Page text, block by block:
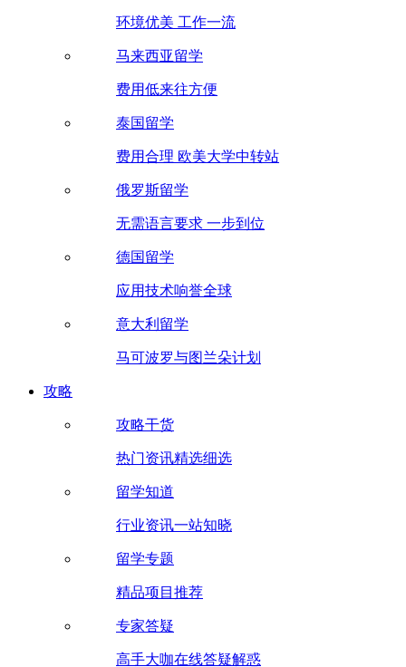
环境优美 工作一流
马来西亚留学
费用低来往方便
泰国留学
费用合理 欧美大学中转站
俄罗斯留学
无需语言要求 一步到位
德国留学
应用技术响誉全球
意大利留学
马可波罗与图兰朵计划
攻略
攻略干货
热门资讯精选细选
留学知道
行业资讯一站知晓
留学专题
精品项目推荐
专家答疑
高手大咖在线答疑解惑